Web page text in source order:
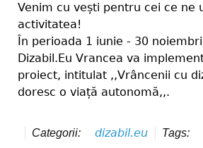
Venim cu vești pentru cei ce ne
activitatea!
În perioada 1 iunie - 30
Dizabil.Eu Vrancea va
proiect, intitulat ,,Vrâncenii cu
doresc o viață autonomă,,.
Categorii: dizabil.eu Tags: